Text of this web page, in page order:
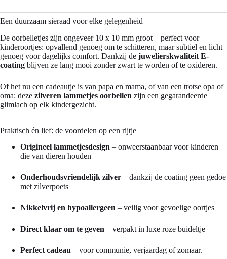
Een duurzaam sieraad voor elke gelegenheid
De oorbelletjes zijn ongeveer 10 x 10 mm groot – perfect voor
kinderoortjes: opvallend genoeg om te schitteren, maar subtiel en licht
genoeg voor dagelijks comfort. Dankzij de juwelierskwaliteit E-
coating blijven ze lang mooi zonder zwart te worden of te oxideren.
Of het nu een cadeautje is van papa en mama, of van een trotse opa of
oma: deze zilveren lammetjes oorbellen zijn een gegarandeerde
glimlach op elk kindergezicht.
Praktisch én lief: de voordelen op een rijtje
Origineel lammetjesdesign – onweerstaanbaar voor kinderen
die van dieren houden
Onderhoudsvriendelijk zilver – dankzij de coating geen gedoe
met zilverpoets
Nikkelvrij en hypoallergeen – veilig voor gevoelige oortjes
Direct klaar om te geven – verpakt in luxe roze buideltje
Perfect cadeau – voor communie, verjaardag of zomaar.